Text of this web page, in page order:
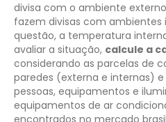
divisa com o ambiente
fazem divisas com ambientes
questão, a temperatura
avaliar a situação, calcule a
considerando as parcelas de
paredes (externa e internas)
pessoas, equipamentos e
equipamentos de ar
encontrados no mercado